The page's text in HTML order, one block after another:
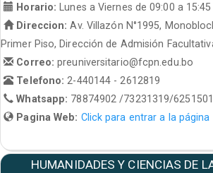
Horario:
Lunes a Viernes de 09:00 a 15:45
Direccion: Av. Villazón N°1995,
Primer Piso, Dirección de Admisión
Correo:preuniversitario@fcpn.edu.bo
Telefono: 2-440144 - 2612819
Whatsapp: 78874902 /73231319/
Pagina Web: Click para entrar a la página
HUMANIDADES Y CIENCIAS DE